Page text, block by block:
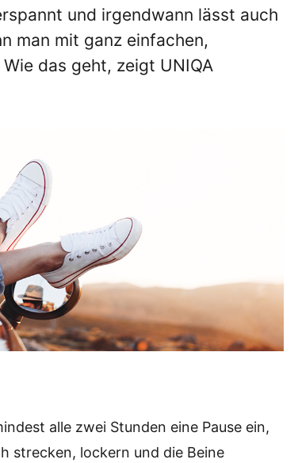
und irgendwann lässt auch
man mit ganz einfachen,
das geht, zeigt UNIQA
alle zwei Stunden eine Pause ein,
strecken, lockern und die Beine